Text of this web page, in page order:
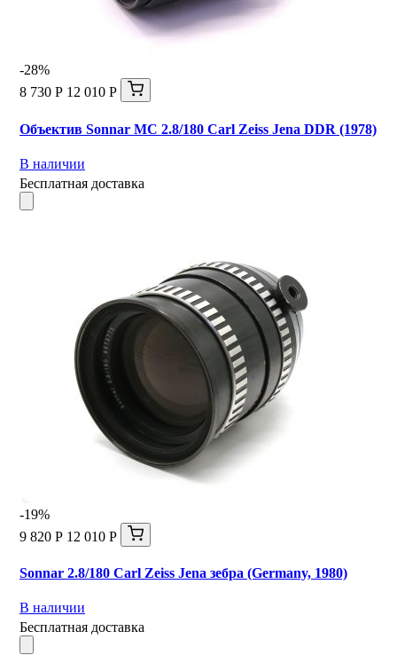
-28%
8 730 Р 12 010 Р
Объектив Sonnar МС 2.8/180 Carl Zeiss Jena DDR (1978)
В наличии
Бесплатная доставка
-19%
9 820 Р 12 010 Р
Sonnar 2.8/180 Carl Zeiss Jena зебра (Germany, 1980)
В наличии
Бесплатная доставка